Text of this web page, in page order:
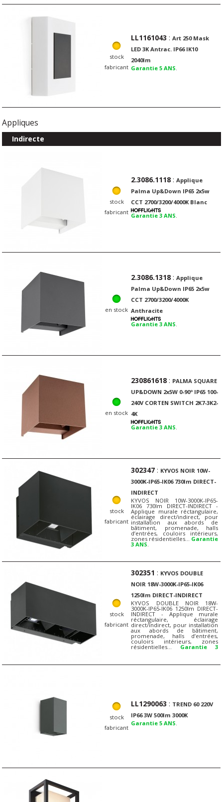
stock
fabricant
LL1161043 :Art 250 Mask
LED 3K Antrac. IP66 IK10
2040lm
Garantie 5 ANS.
Appliques
Indirecte
stock
fabricant
2.3086.1118 :Applique
Palma Up&Down IP65 2x5w
CCT 2700/3200/4000K Blanc
Garantie 3 ANS
en stock
2.3086.1318 :Applique
Palma Up&Down IP65 2x5w
CCT 2700/3200/4000K
Anthracite
Garantie 3 ANS
en stock
230861618 : PALMA SQUARE
UP&DOWN 2x5W 0-90º IP65 100-
240V CORTEN SWITCH 2K7-3K2-
4K
Garantie 3 ANS
stock
fabricant
302347 : KYVOS NOIR 10W-
3000K-IP65-IK06 730lm DIRECT-
INDIRECT
KYVOS NOIR 10W-3000K-IP65-
IK06 730lm DIRECT-INDIRECT -
Applique murale réctangulaire,
éclairage direct/indirect, pour
installation aux abords de
bâtiment, promenade, halls
d’entrées, couloirs intérieurs,
zones résidentielles… Garantie
3 ANS
stock
fabricant
302351 : KYVOS DOUBLE
NOIR 18W-3000K-IP65-IK06
1250lm DIRECT-INDIRECT
KYVOS DOUBLE NOIR 18W-
3000K-IP65-IK06 1250lm DIRECT-
INDIRECT - Applique murale
réctangulaire, éclairage
direct/indirect, pour installation
aux abords de bâtiment,
promenade, halls d’entrées,
couloirs intérieurs, zones
résidentielles… Garantie 3
stock
fabricant
LL1290063 : TREND 60 220V
IP66 3W 500lm 3000K
Garantie 5 ANS